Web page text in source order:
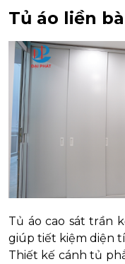
Tủ áo liền
Tủ áo cao sát trần
giúp tiết kiệm diện
Thiết kế cánh tủ